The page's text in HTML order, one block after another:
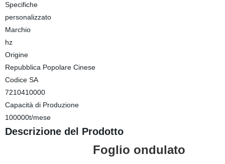
Specifiche
personalizzato
Marchio
hz
Origine
Repubblica Popolare Cinese
Codice SA
7210410000
Capacità di Produzione
100000t/mese
Descrizione del Prodotto
Foglio ondulato